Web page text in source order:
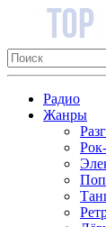
Радио
Жанры